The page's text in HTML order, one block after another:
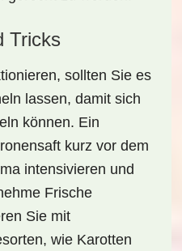
Tricks
sollten Sie es
lassen, damit sich
können. Ein
kurz vor dem
intensivieren und
Frische
Sie mit
wie Karotten